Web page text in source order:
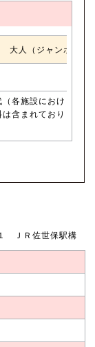
大人（ジャンボタク
各施設におけ
含まれており
ＪＲ佐世保駅構